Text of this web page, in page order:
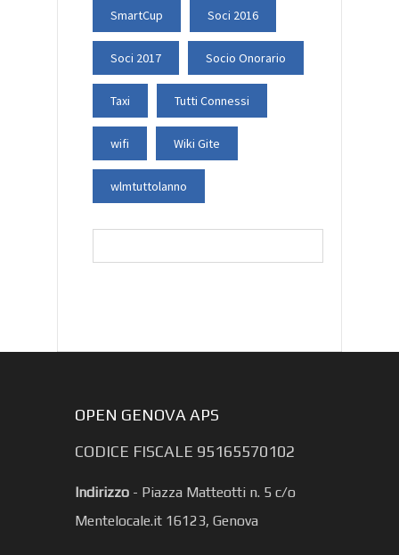
SmartCup Soci 2016
Soci 2017 Socio Onorario
Taxi Tutti Connessi
wifi Wiki Gite
wlmtuttolanno
Ricerca
OPEN GENOVA APS
CODICE FISCALE 95165570102
Indirizzo - Piazza Matteotti n. 5 c/o
Mentelocale.it 16123, Genova